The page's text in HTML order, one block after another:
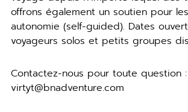
offrons également un soutien pour
autonomie (self-guided). Dates
voyageurs solos et petits groupes
Contactez-nous pour toute question :
virtyt@bnadventure.com